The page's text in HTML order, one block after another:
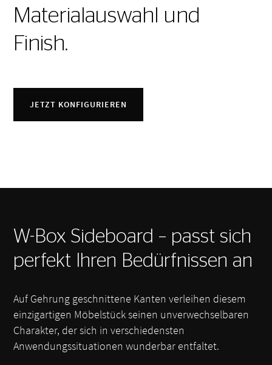
Materialauswahl und
Finish.
JETZT KONFIGURIEREN
W-Box Sideboard – passt sich
perfekt Ihren Bedürfnissen an
Auf Gehrung geschnittene Kanten verleihen diesem
einzigartigen Möbelstück seinen unverwechselbaren
Charakter, der sich in verschiedensten
Anwendungssituationen wunderbar entfaltet.